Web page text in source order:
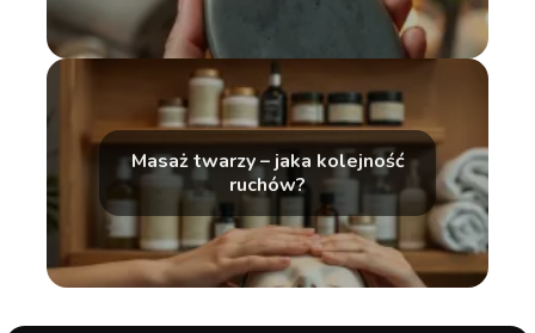
Masaż twarzy – jaka kolejność
ruchów?